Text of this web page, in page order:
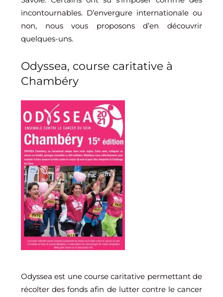
incontournables. D’envergure internationale ou
non, nous vous proposons d’en découvrir
quelques-uns.
Odyssea, course caritative à
Chambéry
Odyssea est une course caritative permettant de
récolter des fonds afin de lutter contre le cancer